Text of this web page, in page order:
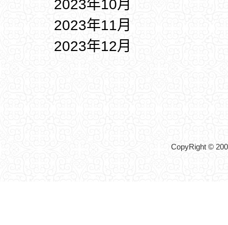
2023年10月
2023年11月
2023年12月
CopyRight ©